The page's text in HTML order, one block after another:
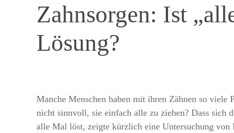
Zahnsorgen: Ist
Lösung?
Manche Menschen haben mit ihren Zähnen so viele
nicht sinnvoll, sie einfach alle zu ziehen? Dass sich
alle Mal löst, zeigte kürzlich eine Untersuchung